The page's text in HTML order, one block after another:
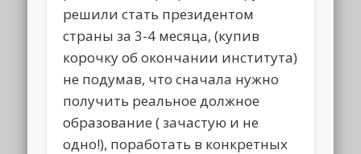
решили стать президентом
страны за 3-4 месяца, (купив
корочку об окончании института)
не подумав, что сначала нужно
получить реальное должное
образование ( зачастую и не
одно!), поработать в конкретных